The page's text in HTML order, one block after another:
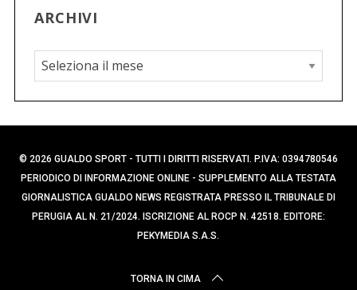
ARCHIVI
A
r
c
h
i
v
i
© 2026 GUALDO SPORT - TUTTI I DIRITTI RISERVATI. P.IVA: 0394780546
PERIODICO DI INFORMAZIONE ONLINE - SUPPLEMENTO ALLA TESTATA
GIORNALISTICA GUALDO NEWS REGISTRATA PRESSO IL TRIBUNALE DI
PERUGIA AL N. 21/2024. ISCRIZIONE AL ROCP N. 42518. EDITORE:
PEKYMEDIA S.A.S.
TORNA IN CIMA